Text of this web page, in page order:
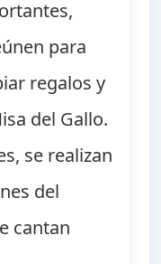
para
regalos y
del Gallo.
se realizan
del
cantan